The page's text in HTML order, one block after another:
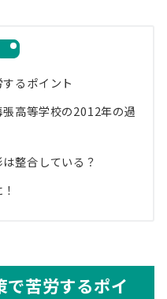
るポイント
高等学校の2012年の過
整合している？
苦労するポイ